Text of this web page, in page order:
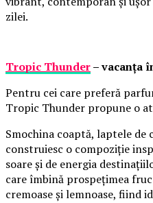
zilei.
Tropic Thunder– vacanța
Pentru cei care preferă
Tropic Thunder propune o
Smochina coaptă, laptele de
construiesc o compoziție
soare și de energia
care îmbină prospețimea
cremoase și lemnoase, fiind